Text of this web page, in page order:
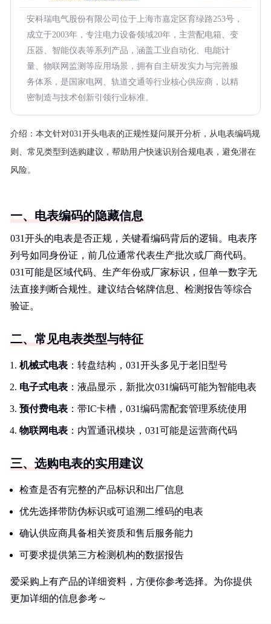
安科瑞电气股份有限公司位于上海市嘉定区育绿路253号，
成立于2003年，专注电力设备领域20年，主营配电箱、变
压器、智能仪表等系列产品，涵盖工业自动化、电能计
量、物联网监测等应用场景，拥有自主研发实力与完善服
务体系，是国家电网、轨道交通等行业核心供应商，以精
密制造与技术创新引领行业标准。
介绍： 本文针对031开头电表的正规性疑问展开分析，从电表编码规
则、常见类型到选购建议，帮助用户快速识别合规电表，避免潜在
风险。
一、电表编码的隐藏信息
031开头的电表是否正规，关键看编码背后的逻辑。电表序
列号如同身份证，前几位通常代表生产批次或厂商代码。
031可能是区域代码、生产年份或厂家标识，但单一数字无
法直接判断合规性。建议结合铭牌信息、检测报告等综合
验证。
二、常见电表类型与特征
机械式电表 ：转盘结构，031开头多见于老旧型号
电子式电表 ：液晶显示，新批次031编码可能为智能电表
预付费电表 ：带IC卡槽，031编码需配套管理系统使用
物联网电表 ：内置通讯模块，031可能是运营商代码
三、选购电表的实用建议
检查是否有完整的产品标识和出厂信息
优先选择带防伪标识或可追溯二维码的电表
确认供应商具备相关资质和售后服务能力
可要求提供第三方检测机构的数据报告
爱采购上有产品的详细资料，方便你参考选择。为你提供
更加详细的信息参考～